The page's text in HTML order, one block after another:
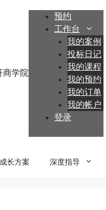
预约
工作台
我的案例
投标日记
我的课程
我的预约
我的订单
我的帐户
登录
成长方案 深度指导